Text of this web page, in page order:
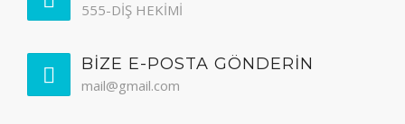
555-DİŞ HEKİMİ
BİZE E-POSTA GÖNDERİN
mail@gmail.com